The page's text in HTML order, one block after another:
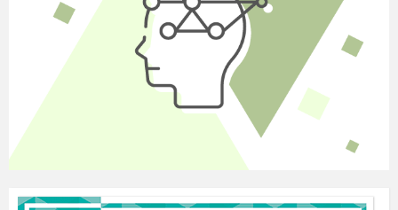
Незнайка:
Коротышки, давайте все-таки
разберемся, что это за праздник такой тут
происходят?
Пончик:
А нас здесь покормят?
Знайка:
Пончик, тебя здесь и покормят, и
знаний надают кучу, и даже уколов поставят, а
может, даже и клизму! Если плохо вести себя
будешь!
Так, Знайка, не пугай
Пончика, а то он от испуга может всех нас
Осмотритесь! Разве вы не узнаете нашу школу?